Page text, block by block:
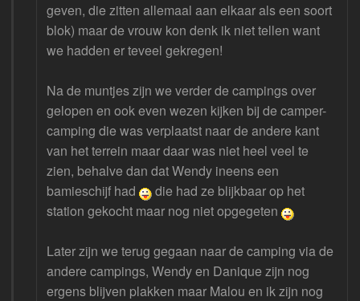
geven, die zitten allemaal aan elkaar als een soort
blok) maar de vrouw kon denk ik niet tellen want
we hadden er teveel gekregen!
Na de muntjes zijn we verder de campings over
gelopen en ook even wezen kijken bij de camper-
camping die was verplaatst naar de andere kant
van het terrein maar daar was niet heel veel te
zien, behalve dan dat Wendy ineens een
bamieschijf had
die had ze blijkbaar op het
station gekocht maar nog niet opgegeten
Later zijn we terug gegaan naar de camping via de
andere campings, Wendy en Danique zijn nog
ergens blijven plakken maar Malou en ik zijn nog